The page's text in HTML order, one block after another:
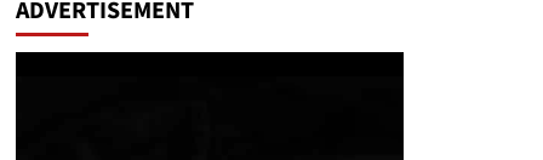
ADVERTISEMENT